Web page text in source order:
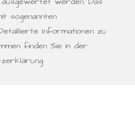
sogenannten
Informationen zu
finden Sie in der